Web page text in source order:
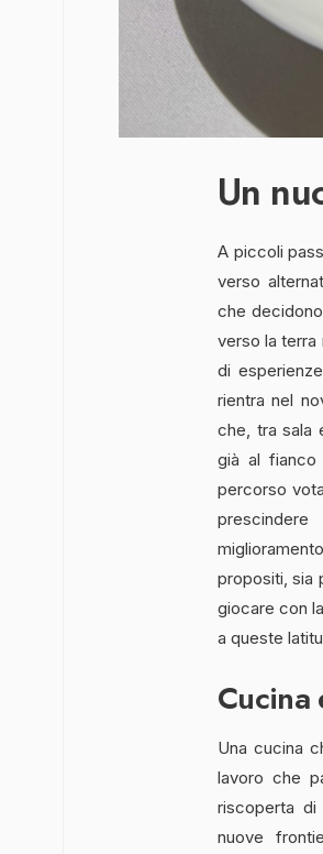
Un
A piccoli
verso
che
verso la terra
di
rientra nel
che, tra sala
già al fianco
percorso
propositi, sia
giocare con
a queste
Cucina
Una cucina
lavoro che
riscoperta
nuove